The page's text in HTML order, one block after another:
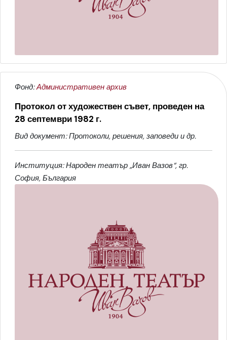
Фонд:Административен архив
Протокол от художествен съвет, проведен на
28 септември 1982 г.
Вид документ: Протоколи, решения, заповеди и др.
Институция: Народен театър „Иван Вазов“, гр.
София, България